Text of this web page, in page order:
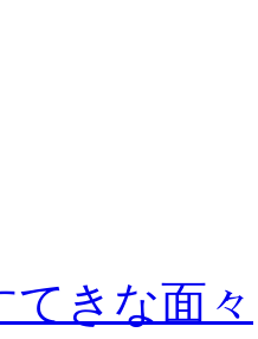
てきな面々